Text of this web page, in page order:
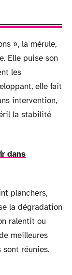
», la mérule,
Elle puise son
les
elle fait
intervention,
la stabilité
dans
planchers,
la dégradation
ralentit ou
meilleures
sont réunies.